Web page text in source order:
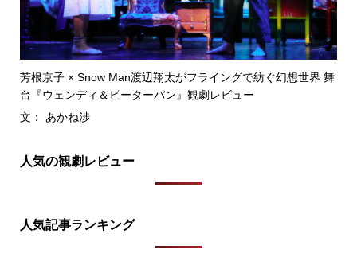
芳根京子 × Snow Man渡辺翔太がフライングで紡ぐ幻想世界 舞
台『ウェンディ＆ピーターパン』観劇レビュー
文： あかね渉
人気の観劇レビュー
人気記事ランキング